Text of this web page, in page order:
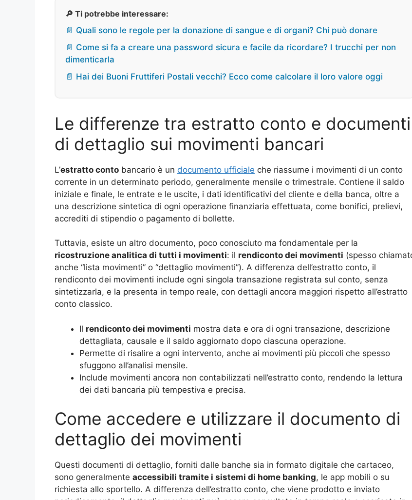
🔎 Ti potrebbe interessare:
📄 Quali sono le regole per la donazione di sangue e di organi? Chi può donare
📄 Come si fa a creare una password sicura e facile da ricordare? I trucchi per non
dimenticarla
📄 Hai dei Buoni Fruttiferi Postali vecchi? Ecco come calcolare il loro valore oggi
Le differenze tra estratto conto e documenti
di dettaglio sui movimenti bancari
L’estratto conto bancario è un documento ufficiale che riassume i movimenti di un conto
corrente in un determinato periodo, generalmente mensile o trimestrale. Contiene il saldo
iniziale e finale, le entrate e le uscite, i dati identificativi del cliente e della banca, oltre a
una descrizione sintetica di ogni operazione finanziaria effettuata, come bonifici, prelievi,
accrediti di stipendio o pagamento di bollette.
Tuttavia, esiste un altro documento, poco conosciuto ma fondamentale per la
ricostruzione analitica di tutti i movimenti: il rendiconto dei movimenti (spesso
anche “lista movimenti” o “dettaglio movimenti”). A differenza dell’estratto conto, il
rendiconto dei movimenti include ogni singola transazione registrata sul conto, senza
sintetizzarla, e la presenta in tempo reale, con dettagli ancora maggiori rispetto all’estratto
conto classico.
Il rendiconto dei movimenti mostra data e ora di ogni transazione, descrizione
dettagliata, causale e il saldo aggiornato dopo ciascuna operazione.
Permette di risalire a ogni intervento, anche ai movimenti più piccoli che spesso
sfuggono all’analisi mensile.
Include movimenti ancora non contabilizzati nell’estratto conto, rendendo la lettura
dei dati bancaria più tempestiva e precisa.
Come accedere e utilizzare il documento di
dettaglio dei movimenti
Questi documenti di dettaglio, forniti dalle banche sia in formato digitale che cartaceo,
sono generalmente accessibili tramite i sistemi di home banking, le app mobili o su
richiesta allo sportello. A differenza dell’estratto conto, che viene prodotto e inviato